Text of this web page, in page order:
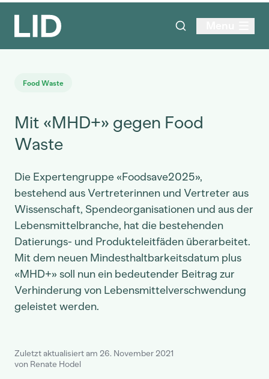
Food Waste
Mit «MHD+» gegen Food
Waste
Die Expertengruppe «Foodsave2025»,
bestehend aus Vertreterinnen und Vertreter aus
Wissenschaft, Spendeorganisationen und aus der
Lebensmittelbranche, hat die bestehenden
Datierungs- und Produkteleitfäden überarbeitet.
Mit dem neuen Mindesthaltbarkeitsdatum plus
«MHD+» soll nun ein bedeutender Beitrag zur
Verhinderung von Lebensmittelverschwendung
geleistet werden.
Zuletzt aktualisiert am 26. November 2021
von Renate Hodel